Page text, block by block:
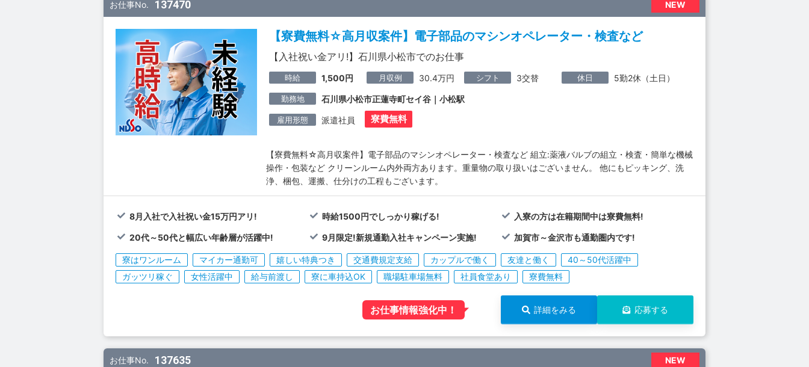
NEW
お仕事No. 137470
【寮費無料☆高月収案件】電子部品のマシンオペレーター・検査など
【入社祝い金アリ!】石川県小松市でのお仕事
時給 1,500円 月収例 30.4万円 シフト 3交替 休日 5勤2休（土日）
勤務地 石川県小松市正蓮寺町セイ谷｜小松駅
雇用形態 派遣社員 寮費無料
【寮費無料☆高月収案件】電子部品のマシンオペレーター・検査など 組立:薬液バルブの組立・検査・簡単な機械
操作・包装など クリーンルーム内外両方あります。重量物の取り扱いはございません。 他にもピッキング、洗
浄、梱包、運搬、仕分けの工程もございます。
8月入社で入社祝い金15万円アリ! 時給1500円でしっかり稼げる! 入寮の方は在籍期間中は寮費無料!
20代～50代と幅広い年齢層が活躍中! 9月限定!新規通勤入社キャンペーン実施! 加賀市～金沢市も通勤圏内です!
寮はワンルーム マイカー通勤可 嬉しい特典つき 交通費規定支給 カップルで働く 友達と働く
40～50代活躍中
ガッツリ稼ぐ
女性活躍中 給与前渡し 寮に車持込OK 職場駐車場無料 社員食堂あり 寮費無料
お仕事情報強化中！ 詳細をみる 応募する
NEW
お仕事No. 137635